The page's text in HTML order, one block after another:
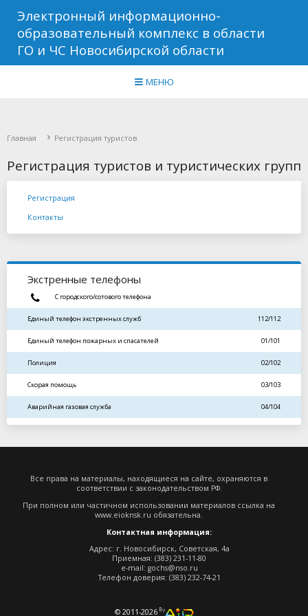
Электронный информационно-
образовательный комплекс в области
ГО и ЧС Новосибирской области
МЕНЮ
Главная Регистрация туристов
Регистрация туристов и туристических групп
Регистрация
Контакты
Экстренные телефоны
С городского/сотового телефона
Единый телефон экстренных служб 112/112
Единый телефон пожарных и спасателей 01/101
Полиция 02/102
Скорая помощь 03/103
Аварийная газовая служба 04/104
Все права на материалы, находящиеся на сайте, охраняются в
соответствии с законодательством РФ.
При полном или частичном использовании материалов ссылка на
www.eioknsk.ru обязательна.
Контактная информация:
Адрес: г. Новосибирск, Советская, 4а
Приемная: (383) 231-11-80
e-mail: gochs@nso.ru
Телефон доверия: (383) 232-74-21
© 2011-2026